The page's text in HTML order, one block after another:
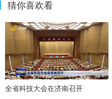
猜你喜欢看
全省科技大会在济南召开